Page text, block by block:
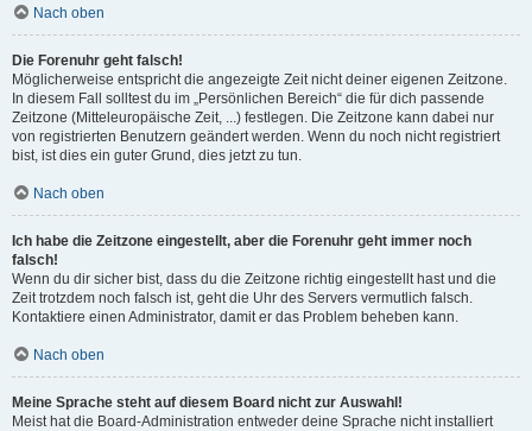
Nach oben
Die Forenuhr geht falsch!
Möglicherweise entspricht die angezeigte Zeit nicht deiner eigenen Zeitzone.
In diesem Fall solltest du im „Persönlichen Bereich“ die für dich passende
Zeitzone (Mitteleuropäische Zeit, ...) festlegen. Die Zeitzone kann dabei nur
von registrierten Benutzern geändert werden. Wenn du noch nicht registriert
bist, ist dies ein guter Grund, dies jetzt zu tun.
Nach oben
Ich habe die Zeitzone eingestellt, aber die Forenuhr geht immer noch
falsch!
Wenn du dir sicher bist, dass du die Zeitzone richtig eingestellt hast und die
Zeit trotzdem noch falsch ist, geht die Uhr des Servers vermutlich falsch.
Kontaktiere einen Administrator, damit er das Problem beheben kann.
Nach oben
Meine Sprache steht auf diesem Board nicht zur Auswahl!
Meist hat die Board-Administration entweder deine Sprache nicht installiert